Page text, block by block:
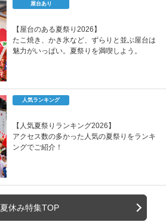
屋台あり
【屋台のある夏祭り2026】
たこ焼き、かき氷など、ずらりと並ぶ屋台は
魅力がいっぱい。夏祭りを満喫しよう。
人気ランキング
【人気夏祭りランキング2026】
アクセス数の多かった人気の夏祭りをランキ
ングでご紹介！
夏休み特集TOP